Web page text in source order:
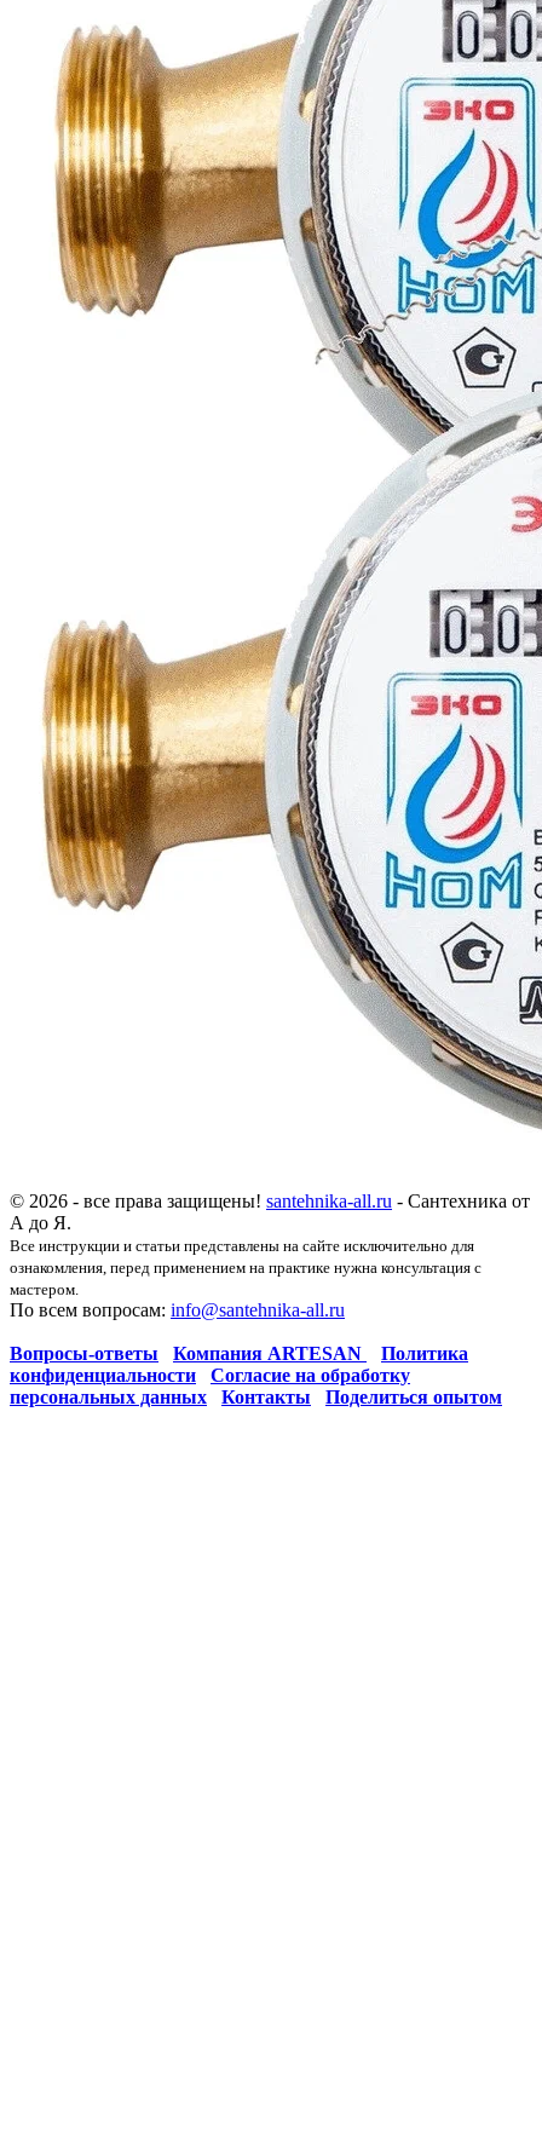
© 2026 - все права защищены! santehnika-all.ru - Сантехника от
А до Я.
Все инструкции и статьи представлены на сайте исключительно для
ознакомления, перед применением на практике нужна консультация с
мастером.
По всем вопросам: info@santehnika-all.ru
Вопросы-ответы Компания ARTESAN
Политика
конфиденциальности
Согласие на обработку
персональных данных
Контакты Поделиться опытом